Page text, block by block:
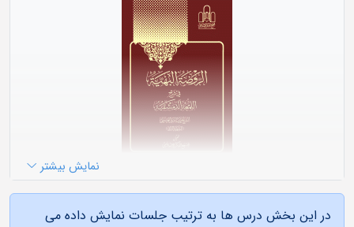
لازم به ذکر است که کتاب العتق و كتاب التدبير والمكاتبة
والاستيلاد که بعد از کتاب اللعان است تدریس نشده است.
«الروضة البهية في شرح اللمعة الدمشقية»اثر شيخ زين‌الدين
بن على بن احمد عاملى، معروف به شهيد ثانى (م ۹۶۶ ق)
نمایش بیشتر
در این بخش درس ها به ترتیب جلسات نمایش داده می